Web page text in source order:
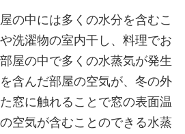
の中には多くの水分を含むこ
洗濯物の室内干し、料理でお
屋の中で多くの水蒸気が発生
含んだ部屋の空気が、冬の外
窓に触れることで窓の表面温
空気が含むことのできる水蒸